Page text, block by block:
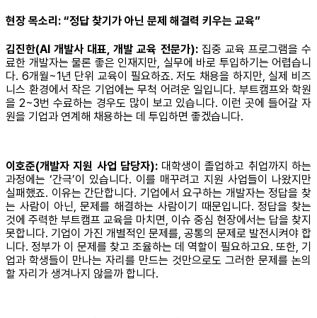
현장 목소리: “정답 찾기가 아닌 문제 해결력 키우는 교육”
김진한(AI 개발사 대표, 개발 교육 전문가):집중 교육 프로그램을 수
료한 개발자는 물론 좋은 인재지만, 실무에 바로 투입하기는 어렵습니
다. 6개월~1년 단위 교육이 필요하죠. 저도 채용을 하지만, 실제 비즈
니스 환경에서 작은 기업에는 무척 어려운 일입니다. 부트캠프와 학원
을 2~3번 수료하는 경우도 많이 보고 있습니다. 이런 곳에 들어갈 자
원을 기업과 연계해 채용하는 데 투입하면 좋겠습니다.
이호준(개발자 지원 사업 담당자):대학생이 졸업하고 취업까지 하는
과정에는 ‘간극’이 있습니다. 이를 매꾸려고 지원 사업들이 나왔지만
실패했죠. 이유는 간단합니다. 기업에서 요구하는 개발자는 정답을 찾
는 사람이 아닌, 문제를 해결하는 사람이기 때문입니다. 정답을 찾는
것에 주력한 부트캠프 교육을 마치면, 이슈 중심 현장에서는 답을 찾지
못합니다. 기업이 가진 개별적인 문제를, 공통의 문제로 발전시켜야 합
니다. 정부가 이 문제를 찾고 조율하는 데 역할이 필요하고요. 또한, 기
업과 학생들이 만나는 자리를 만드는 것만으로도 그러한 문제를 논의
할 자리가 생겨나지 않을까 합니다.